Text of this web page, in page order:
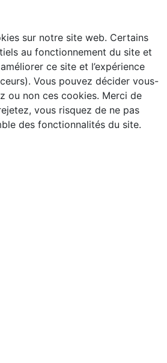
sur notre site web. Certains
au fonctionnement du site et
ce site et l’expérience
Vous pouvez décider vous-
ou non ces cookies. Merci de
vous risquez de ne pas
des fonctionnalités du site.